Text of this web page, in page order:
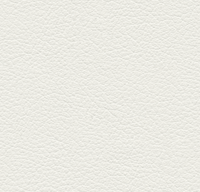
鍋ご飯 など
銀杏中通りにこの春オープンし
た「創作ダイニング真」へ。暑
い夏...
2025年6月13日放送
ﾊﾓの季節野菜あんかけ＆
どんぐりﾎﾟｰｸ西京焼き
西銀座通り、若き和の料理人の
名店「旬味こさか」で夏の味を
堪能...
2025年5月23日放送
明太もちチーズもんじゃ